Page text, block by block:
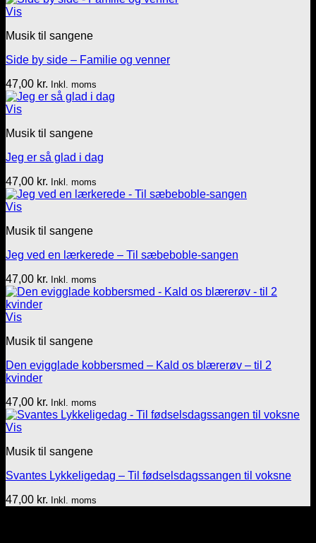
Vis
Musik til sangene
Side by side – Familie og venner
47,00 kr. Inkl. moms
Vis
Musik til sangene
Jeg er så glad i dag
47,00 kr. Inkl. moms
Vis
Musik til sangene
Jeg ved en lærkerede – Til sæbeboble-sangen
47,00 kr. Inkl. moms
Vis
Musik til sangene
Den evigglade kobbersmed – Kald os blærerøv – til 2
kvinder
47,00 kr. Inkl. moms
Vis
Musik til sangene
Svantes Lykkeligedag – Til fødselsdagssangen til voksne
47,00 kr. Inkl. moms